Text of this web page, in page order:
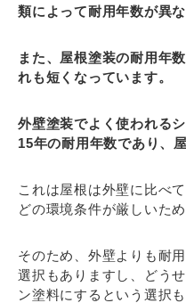
類によって耐用年数が異な
また、屋根塗装の耐用年
れも短くなっています。
外壁塗装でよく使われる
15年の耐用年数であり、
これは屋根は外壁に比べ
どの環境条件が厳しいため
そのため、外壁よりも耐
選択もありますし、どう
ン塗料にするという選択